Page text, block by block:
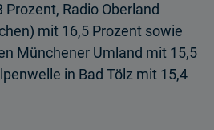
Radio Oberland
mit 16,5 Prozent sowie
Münchener Umland mit 15,5
in Bad Tölz mit 15,4